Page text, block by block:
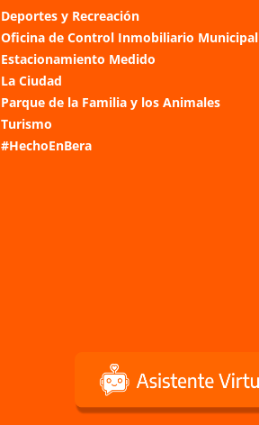
Deportes y Recreación
Oficina de Control Inmobiliario Municipal
Estacionamiento Medido
La Ciudad
Parque de la Familia y los Animales
Turismo
#HechoEnBera